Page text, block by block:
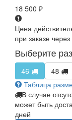
18 500 ₽
Цена
при заказе через
Выберите
46 48
Таблица
В случае
может быть
дней